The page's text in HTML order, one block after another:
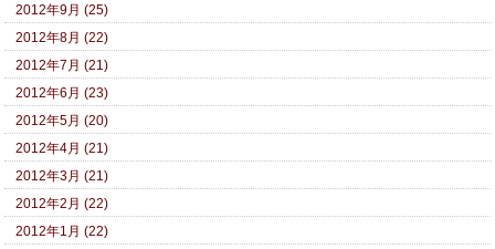
2012年9月 (25)
2012年8月 (22)
2012年7月 (21)
2012年6月 (23)
2012年5月 (20)
2012年4月 (21)
2012年3月 (21)
2012年2月 (22)
2012年1月 (22)